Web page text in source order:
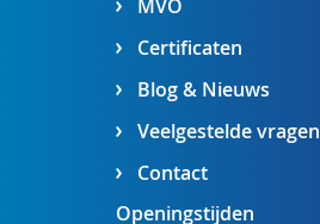
MVO
Certificaten
Blog & Nieuws
Veelgestelde vragen
Contact
Openingstijden